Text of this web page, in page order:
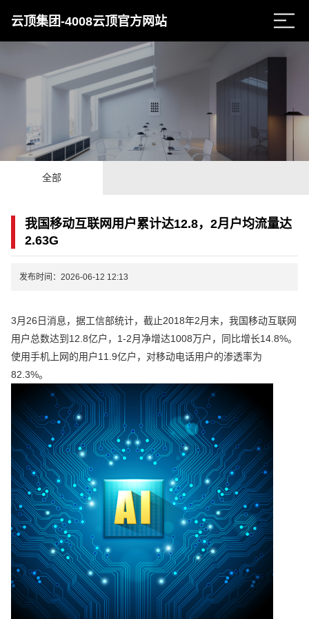
云顶集团-4008云顶官方网站
全部
我国移动互联网用户累计达12.8，2月户均流量达
2.63G
发布时间：2026-06-12 12:13
3月26日消息，据工信部统计，截止2018年2月末，我国移动互联网
用户总数达到12.8亿户，1-2月净增达1008万户，同比增长14.8%。
使用手机上网的用户11.9亿户，对移动电话用户的渗透率为
82.3%。